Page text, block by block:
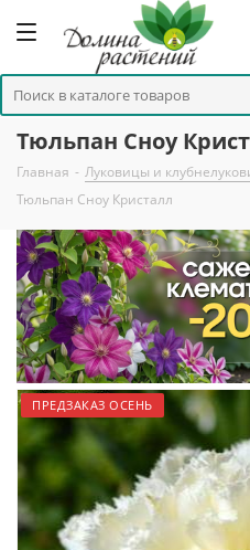
Тюльпан Сноу
Главная - Луковицы и
Тюльпан Сноу Кристалл
ПРЕДЗАКАЗ ОСЕНЬ